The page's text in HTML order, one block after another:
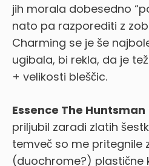
jih morala dobesedno
nato pa razporediti z
Charming se je še
ugibala, bi rekla, da je
+ velikosti bleščic.
Essence The Huntsman
priljubil zaradi zlatih
temveč so me pritegnile
(duochrome?) plastične